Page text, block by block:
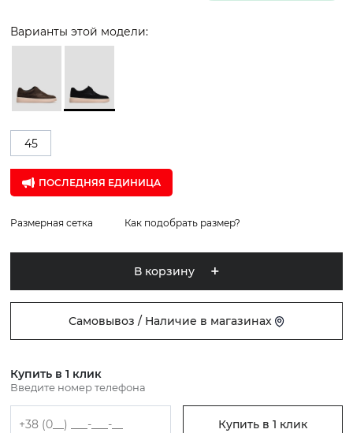
Варианты этой модели:
45
ПОСЛЕДНЯЯ ЕДИНИЦА
Размерная сетка Как подобрать размер?
В корзину
Самовывоз / Наличие в магазинах
Купить в 1 клик
Введите номер телефона
Купить в 1 клик